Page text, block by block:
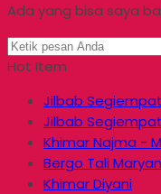
Ada yang bisa saya
Hot Item
Jilbab
Jilbab
Khimar Najma -
Bergo Tali
Khimar Diyani